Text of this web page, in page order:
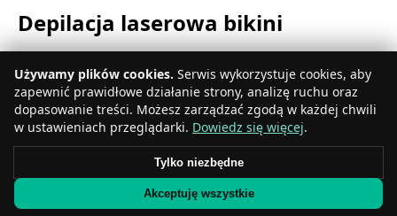
Depilacja laserowa bikini
Katowice
Gdynia
Częstochowa
Radom
Rzeszów
Sosnowiec
Używamy plików cookies. Serwis wykorzystuje cookies, aby
zapewnić prawidłowe działanie strony, analizę ruchu oraz
dopasowanie treści. Możesz zarządzać zgodą w każdej chwili
w ustawieniach przeglądarki. Dowiedz się więcej.
Tylko niezbędne
Akceptuję wszystkie